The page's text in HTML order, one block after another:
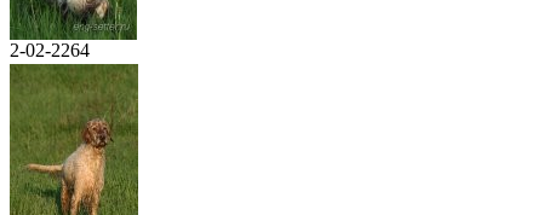
2-02-2264